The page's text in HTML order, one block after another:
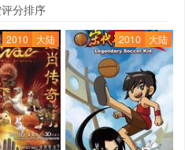
分排序
2010 大陆 2010 大陆